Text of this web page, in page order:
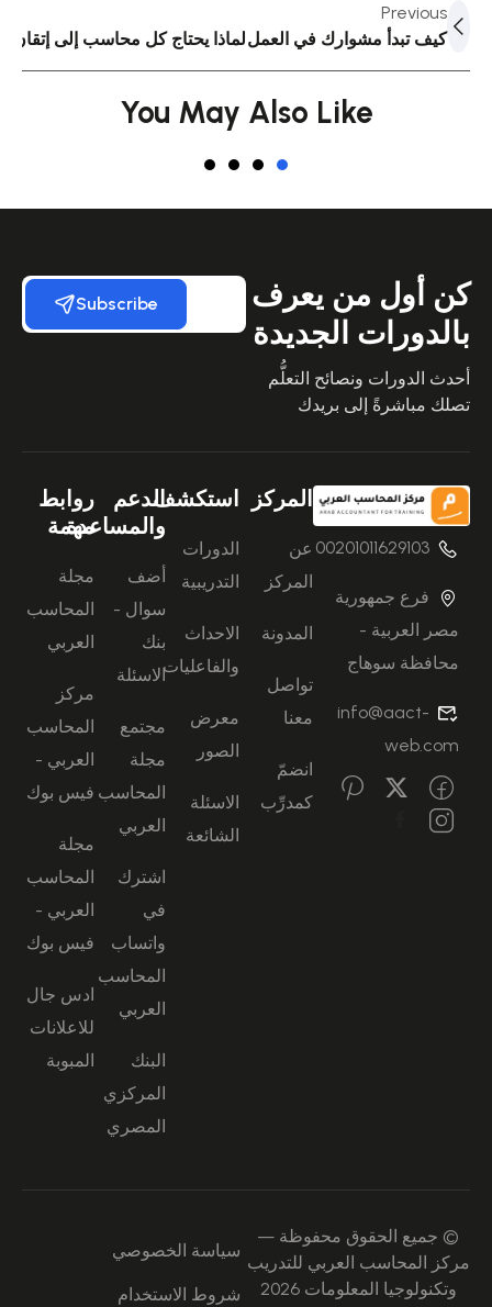
Previous
كيف تبدأ مشوارك في العمل المصرفي؟لماذا يحتاج كل محاسب إلى إتقان
You May Also Like
كن أول من يعرف
بالدورات الجديدة
أحدث الدورات ونصائح التعلُّم
تصلك مباشرةً إلى بريدك
Subscribe
00201011629103
فرع جمهورية
مصر العربية -
محافظة سوهاج
info@aact-
web.com
المركز
عن
المركز
المدونة
تواصل
معنا
انضمّ
كمدرِّب
استكشف
الدورات
التدريبية
الاحداث
والفاعليات
معرض
الصور
الاسئلة
الشائعة
الدعم
والمساعدة
أضف
سوال -
بنك
الاسئلة
مجتمع
مجلة
المحاسب
العربي
اشترك
في
واتساب
المحاسب
العربي
البنك
المركزي
المصري
روابط
مهمة
مجلة
المحاسب
العربي
مركز
المحاسب
العربي -
فيس بوك
مجلة
المحاسب
العربي -
فيس بوك
ادس جال
للاعلانات
المبوبة
© جميع الحقوق محفوظة —
مركز المحاسب العربي للتدريب
وتكنولوجيا المعلومات 2026
سياسة الخصوصي
شروط الاستخدام